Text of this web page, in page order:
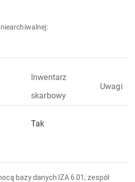
Inwentarz
skarbowy
Uwagi
Tak
bazy danych IZA 6.01; zespół